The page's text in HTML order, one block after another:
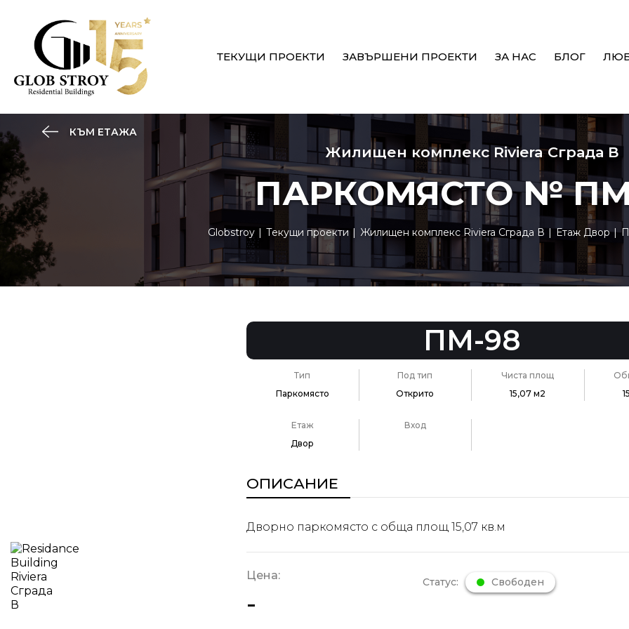
ТЕКУЩИ ПРОЕКТИ ЗАВЪРШЕНИ ПРОЕКТИ ЗА НАС БЛОГ
КЪМ ЕТАЖА
Жилищен комплекс Riviera Сграда В
ПАРКОМЯСТО №
Globstroy Текущи проекти Жилищен комплекс Riviera Сграда В Етаж Двор
ПМ-98
Тип
Паркомясто
Под тип
Открито
Чиста площ
15,07 м2
Етаж
Двор
Вход
ОПИСАНИЕ
Дворно паркомясто с обща площ 15,07 кв.м
Цена:
-
Статус: Свободен